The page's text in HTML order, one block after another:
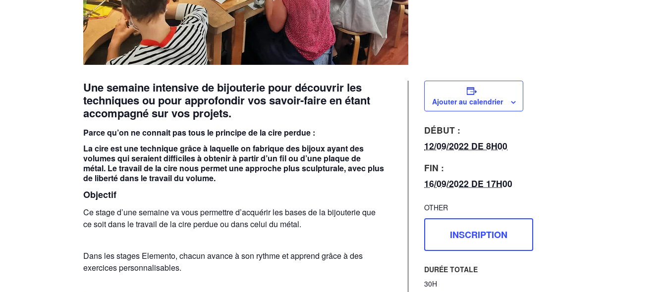
Une semaine intensive de bijouterie pour découvrir les
techniques ou pour approfondir vos savoir-faire en étant
accompagné sur vos projets.
Parce qu’on ne connait pas tous le principe de la cire perdue :
La cire est une technique grâce à laquelle on fabrique des bijoux ayant des
volumes qui seraient difficiles à obtenir à partir d’un fil ou d’une plaque de
métal. Le travail de la cire nous permet une approche plus sculpturale, avec plus
de liberté dans le travail du volume.
Objectif
Ce stage d’une semaine va vous permettre d’acquérir les bases de la bijouterie que
ce soit dans le travail de la cire perdue ou dans celui du métal.
Dans les stages Elemento, chacun avance à son rythme et apprend grâce à des
exercices personnalisables.
Ajouter au calendrier
DÉBUT :
12/09/2022 DE 8H00
FIN :
16/09/2022 DE 17H00
OTHER
INSCRIPTION
DURÉE TOTALE
30H